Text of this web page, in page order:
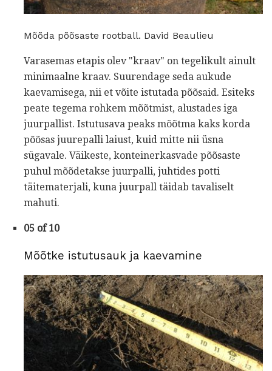
Mõõda põõsaste rootball. David Beaulieu
Varasemas etapis olev "kraav" on tegelikult ainult
minimaalne kraav. Suurendage seda aukude
kaevamisega, nii et võite istutada põõsaid. Esiteks
peate tegema rohkem mõõtmist, alustades iga
juurpallist. Istutusava peaks mõõtma kaks korda
põõsas juurepalli laiust, kuid mitte nii üsna
sügavale. Väikeste, konteinerkasvade põõsaste
puhul mõõdetakse juurpalli, juhtides potti
täitematerjali, kuna juurpall täidab tavaliselt
mahuti.
05 of 10
Mõõtke istutusauk ja kaevamine